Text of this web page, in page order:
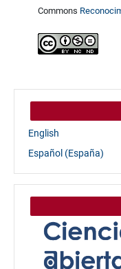
Commons
English
Español (España)